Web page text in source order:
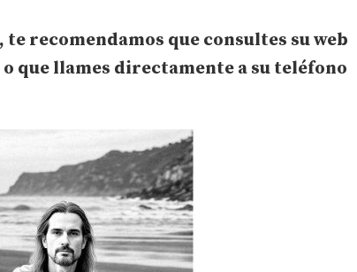
recomendamos que consultes su web
o que llames directamente a su teléfono